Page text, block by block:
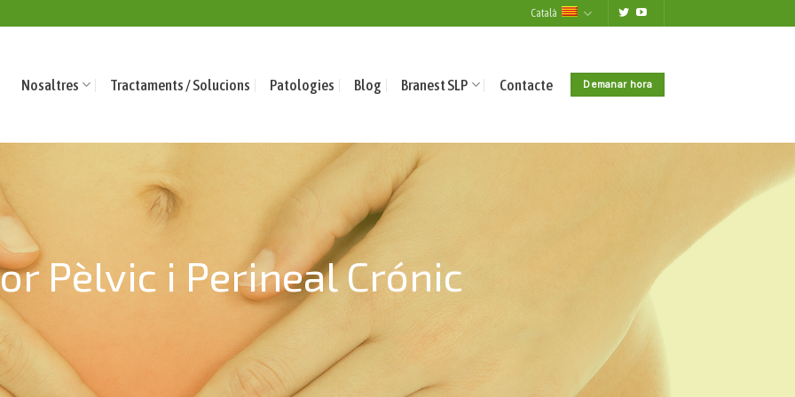
Català
Nosaltres Tractaments / Solucions Patologies Blog Branest SLP Contacte Demanar hora
Pèlvic i Perineal Crónic